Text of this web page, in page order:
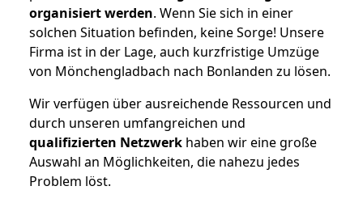
organisiert werden. Wenn Sie sich in einer
solchen Situation befinden, keine Sorge! Unsere
Firma ist in der Lage, auch kurzfristige Umzüge
von Mönchengladbach nach Bonlanden zu lösen.
Wir verfügen über ausreichende Ressourcen und
durch unseren umfangreichen und
qualifizierten Netzwerk haben wir eine große
Auswahl an Möglichkeiten, die nahezu jedes
Problem löst.